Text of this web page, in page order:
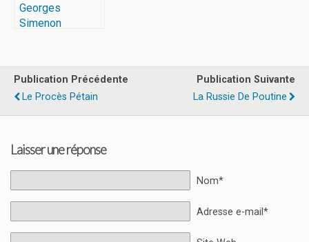
Georges
Simenon
Publication Précédente
Le Procès Pétain
Publication Suivante
La Russie De Poutine
Laisser une réponse
Nom*
Adresse e-mail*